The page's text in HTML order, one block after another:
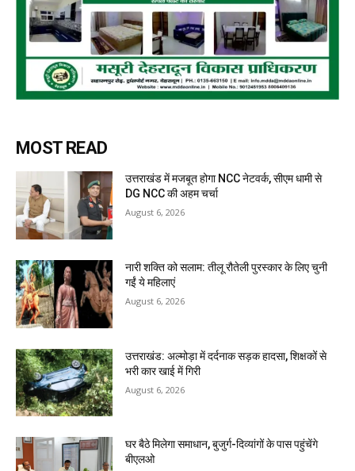
MOST READ
उत्तराखंड में मजबूत होगा NCC नेटवर्क, सीएम धामी से
DG NCC की अहम चर्चा
August 6, 2026
नारी शक्ति को सलाम: तीलू रौतेली पुरस्कार के लिए चुनी
गईं ये महिलाएं
August 6, 2026
उत्तराखंड: अल्मोड़ा में दर्दनाक सड़क हादसा, शिक्षकों से
भरी कार खाई में गिरी
August 6, 2026
घर बैठे मिलेगा समाधान, बुजुर्ग-दिव्यांगों के पास पहुंचेंगे
बीएलओ